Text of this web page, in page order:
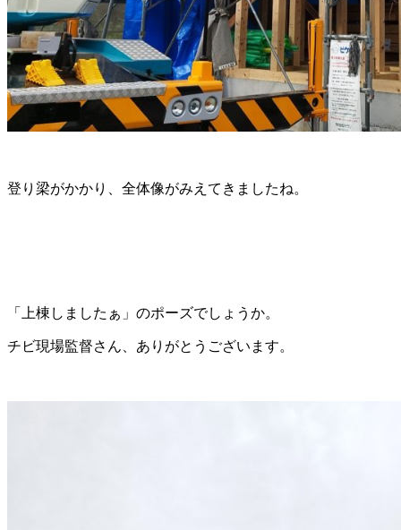
登り梁がかかり、全体像がみえてきましたね。
「上棟しましたぁ」のポーズでしょうか。
チビ現場監督さん、ありがとうございます。